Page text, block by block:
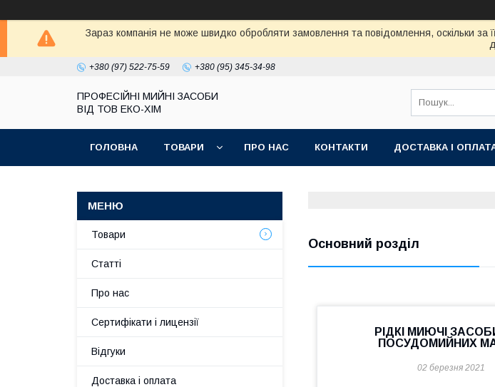
Зараз компанія не може швидко обробляти замовлення та повідомлення, оскільки
+380 (97) 522-75-59 +380 (95) 345-34-98
ПРОФЕСІЙНІ МИЙНІ ЗАСОБИ
ВІД ТОВ ЕКО-ХІМ
ГОЛОВНА ТОВАРИ ПРО НАС КОНТАКТИ ДОСТАВКА І
Основний розділ
РІДКІ МИЮЧІ
ПОСУДОМИЙНИХ
02 березня 2021
Товари
Статті
Про нас
Сертифікати і лицензії
Відгуки
Доставка і оплата